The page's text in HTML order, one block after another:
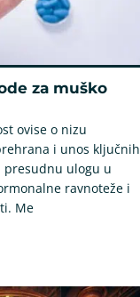
za muško
ovise o nizu
i unos ključnih
ulogu u
ravnoteže i
Me